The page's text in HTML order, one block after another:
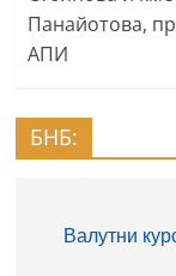
Панайотова,
АПИ
БНБ: